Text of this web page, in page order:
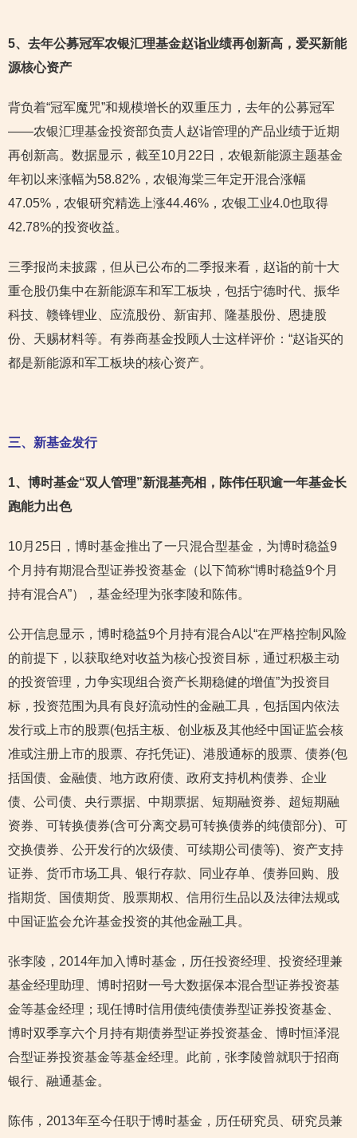
5、去年公募冠军农银汇理基金赵诣业绩再创新高，爱买新能
源核心资产
背负着“冠军魔咒”和规模增长的双重压力，去年的公募冠军
——农银汇理基金投资部负责人赵诣管理的产品业绩于近期
再创新高。数据显示，截至10月22日，农银新能源主题基金
年初以来涨幅为58.82%，农银海棠三年定开混合涨幅
47.05%，农银研究精选上涨44.46%，农银工业4.0也取得
42.78%的投资收益。
三季报尚未披露，但从已公布的二季报来看，赵诣的前十大
重仓股仍集中在新能源车和军工板块，包括宁德时代、振华
科技、赣锋锂业、应流股份、新宙邦、隆基股份、恩捷股
份、天赐材料等。有券商基金投顾人士这样评价：“赵诣买的
都是新能源和军工板块的核心资产。
三、新基金发行
1、博时基金“双人管理”新混基亮相，陈伟任职逾一年基金长
跑能力出色
10月25日，博时基金推出了一只混合型基金，为博时稳益9
个月持有期混合型证券投资基金（以下简称“博时稳益9个月
持有混合A”），基金经理为张李陵和陈伟。
公开信息显示，博时稳益9个月持有混合A以“在严格控制风险
的前提下，以获取绝对收益为核心投资目标，通过积极主动
的投资管理，力争实现组合资产长期稳健的增值”为投资目
标，投资范围为具有良好流动性的金融工具，包括国内依法
发行或上市的股票(包括主板、创业板及其他经中国证监会核
准或注册上市的股票、存托凭证)、港股通标的股票、债券(包
括国债、金融债、地方政府债、政府支持机构债券、企业
债、公司债、央行票据、中期票据、短期融资券、超短期融
资券、可转换债券(含可分离交易可转换债券的纯债部分)、可
交换债券、公开发行的次级债、可续期公司债等)、资产支持
证券、货币市场工具、银行存款、同业存单、债券回购、股
指期货、国债期货、股票期权、信用衍生品以及法律法规或
中国证监会允许基金投资的其他金融工具。
张李陵，2014年加入博时基金，历任投资经理、投资经理兼
基金经理助理、博时招财一号大数据保本混合型证券投资基
金等基金经理；现任博时信用债纯债债券型证券投资基金、
博时双季享六个月持有期债券型证券投资基金、博时恒泽混
合型证券投资基金等基金经理。此前，张李陵曾就职于招商
银行、融通基金。
陈伟，2013年至今任职于博时基金，历任研究员、研究员兼